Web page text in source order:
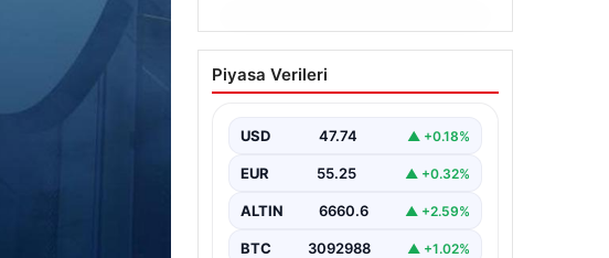
06.08.2026
Hakkında icra takibi
başlatan avukatı
belli oldu
{“title”: “İcra Takibine Zarar Verme
Nedeniyle Avukata Yönelik Silahlı
“content”:…
Piyasa Verileri
USD 47.74 ▲ +0.18%
EUR 55.25 ▲ +0.32%
ALTIN 6660.6 ▲ +2.59%
BTC 3092988 ▲ +1.02%